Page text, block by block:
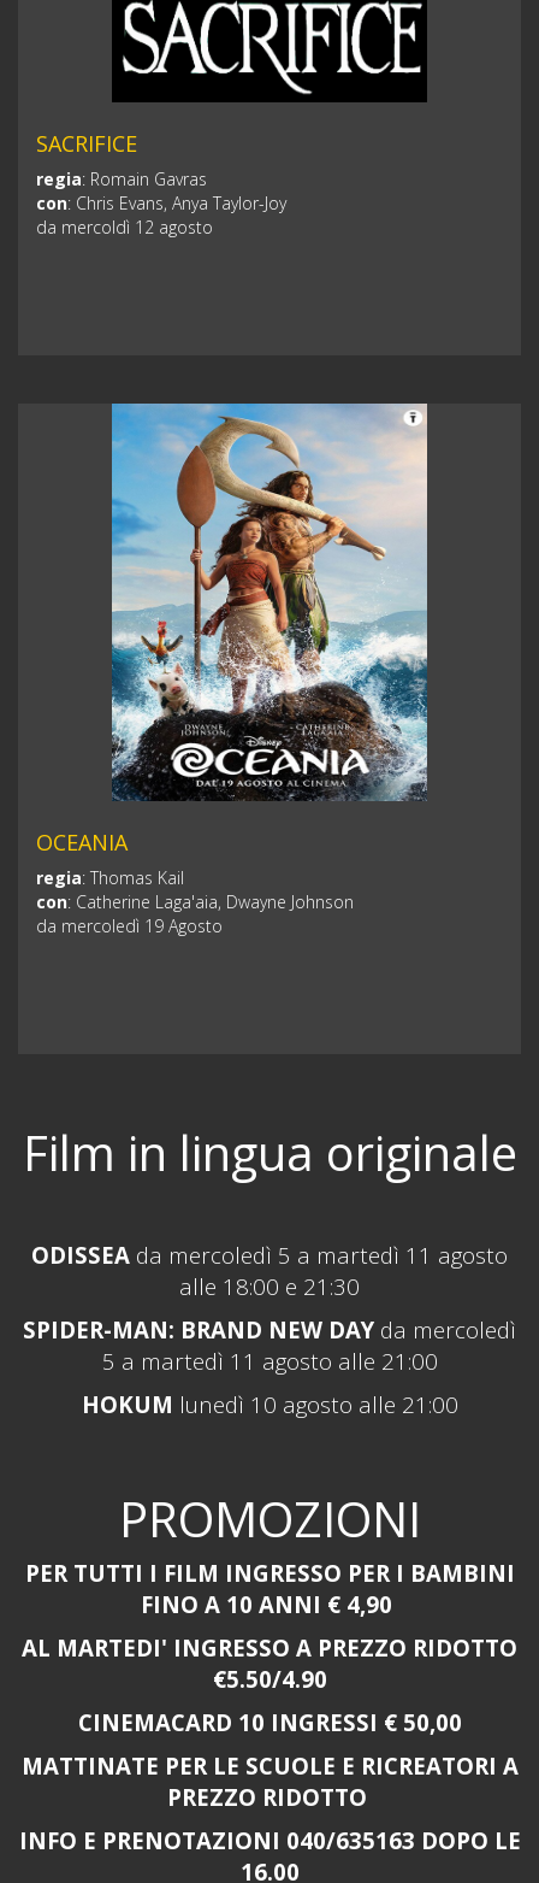
SACRIFICE
regia: Romain Gavras
con: Chris Evans, Anya Taylor-Joy
da mercoldì 12 agosto
OCEANIA
regia: Thomas Kail
con: Catherine Laga'aia, Dwayne Johnson
da mercoledì 19 Agosto
Film in lingua originale
ODISSEA da mercoledì 5 a martedì 11 agosto
alle 18:00 e 21:30
SPIDER-MAN: BRAND NEW DAY da mercoledì
5 a martedì 11 agosto alle 21:00
HOKUM lunedì 10 agosto alle 21:00
PROMOZIONI
PER TUTTI I FILM INGRESSO PER I BAMBINI
FINO A 10 ANNI € 4,90
AL MARTEDI' INGRESSO A PREZZO RIDOTTO
€5.50/4.90
CINEMACARD 10 INGRESSI € 50,00
MATTINATE PER LE SCUOLE E RICREATORI A
PREZZO RIDOTTO
INFO E PRENOTAZIONI 040/635163 DOPO LE
16.00